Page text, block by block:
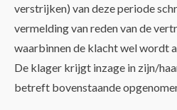
verstrijken) van deze periode
vermelding van reden van de
waarbinnen de klacht wel wordt
De klager krijgt inzage in zijn/
betreft bovenstaande